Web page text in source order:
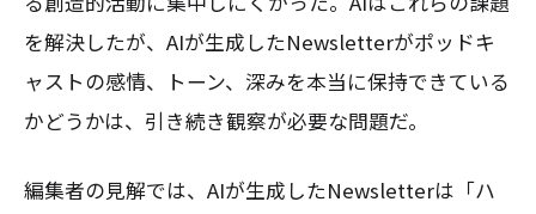
を解決したが、AIが生成したNewsletterがポッドキ
ャストの感情、トーン、深みを本当に保持できている
かどうかは、引き続き観察が必要な問題だ。
編集者の見解では、AIが生成したNewsletterは「ハ